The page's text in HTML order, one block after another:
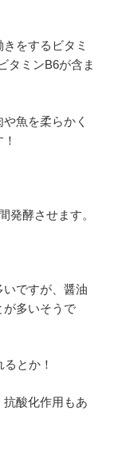
をするビタミ
タミンB6が含ま
魚を柔らかく
発酵させます。
ですが、醤油
が多いそうで
とか！
抗酸化作用もあ